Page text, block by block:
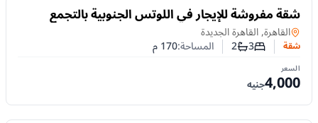
للايجار
شقة مفروشة للإيجار في اللوتس الجنوبية بالتجمع
الخامس| 170م و3 غرف نوم
شقةفي
القاهرة, القاهرة الجديدة
شقة عدد غرف النوم
3عدد الحمامات
2 المساحة:170م
السعر
4,000جنيه